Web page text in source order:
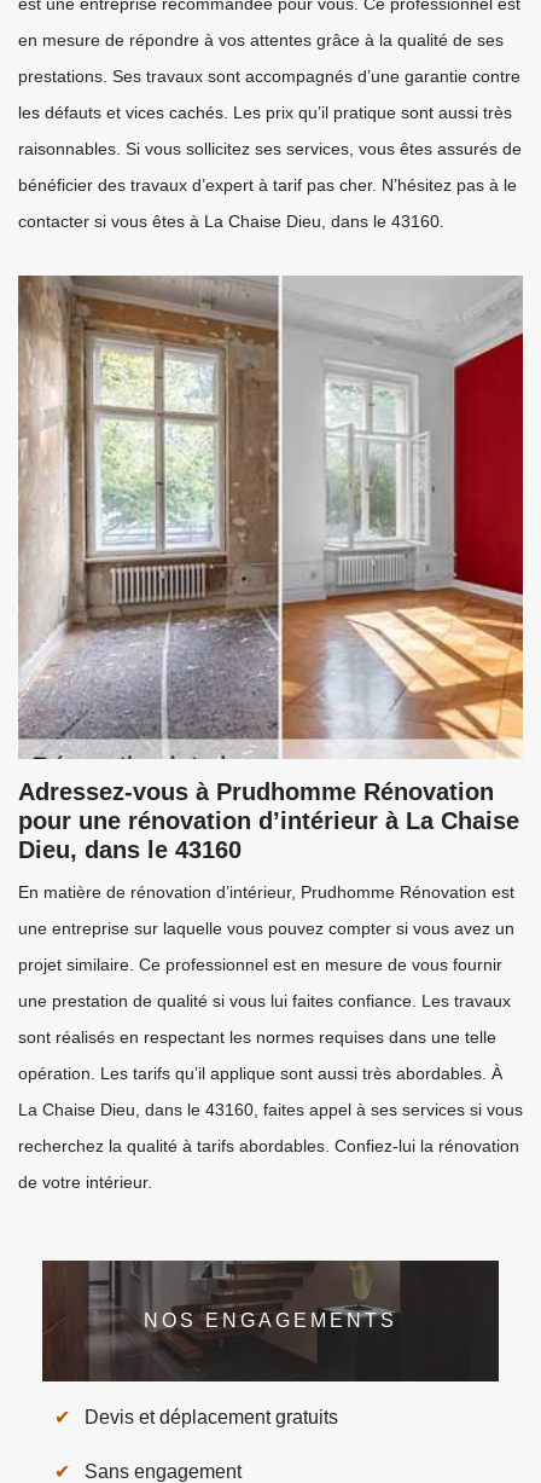
en mesure de répondre à vos attentes grâce à la qualité de ses
prestations. Ses travaux sont accompagnés d’une garantie contre
les défauts et vices cachés. Les prix qu’il pratique sont aussi très
raisonnables. Si vous sollicitez ses services, vous êtes assurés de
bénéficier des travaux d’expert à tarif pas cher. N’hésitez pas à le
contacter si vous êtes à La Chaise Dieu, dans le 43160.
Adressez-vous à Prudhomme Rénovation
pour une rénovation d’intérieur à La Chaise
Dieu, dans le 43160
En matière de rénovation d’intérieur, Prudhomme Rénovation est
une entreprise sur laquelle vous pouvez compter si vous avez un
projet similaire. Ce professionnel est en mesure de vous fournir
une prestation de qualité si vous lui faites confiance. Les travaux
sont réalisés en respectant les normes requises dans une telle
opération. Les tarifs qu’il applique sont aussi très abordables. À
La Chaise Dieu, dans le 43160, faites appel à ses services si vous
recherchez la qualité à tarifs abordables. Confiez-lui la rénovation
de votre intérieur.
NOS ENGAGEMENTS
Devis et déplacement gratuits
Sans engagement